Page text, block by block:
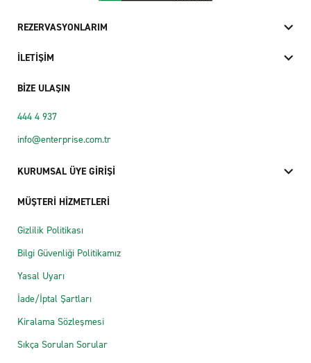
REZERVASYONLARIM
İLETİŞİM
BİZE ULAŞIN
444 4 937
info@enterprise.com.tr
KURUMSAL ÜYE GİRİŞİ
MÜŞTERİ HİZMETLERİ
Gizlilik Politikası
Bilgi Güvenliği Politikamız
Yasal Uyarı
İade/İptal Şartları
Kiralama Sözleşmesi
Sıkça Sorulan Sorular